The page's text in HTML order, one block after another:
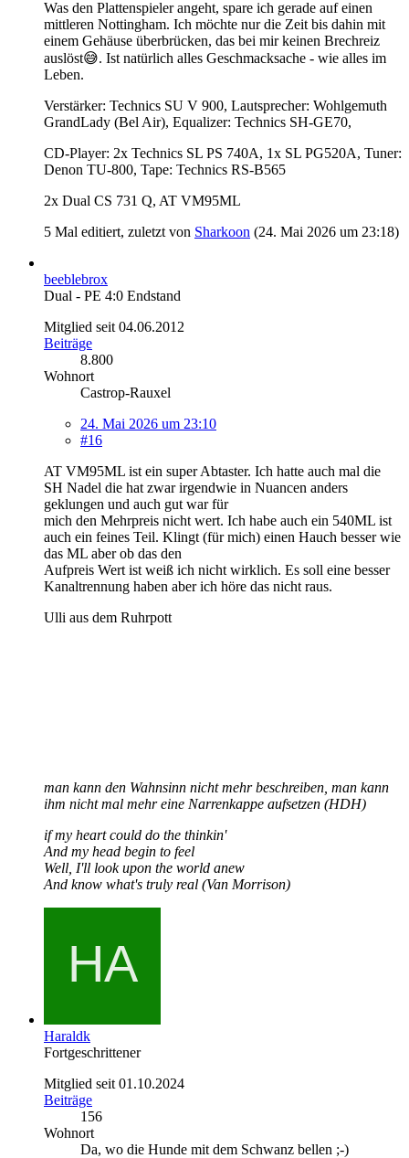
Was den Plattenspieler angeht, spare ich gerade auf einen
mittleren Nottingham. Ich möchte nur die Zeit bis dahin mit
einem Gehäuse überbrücken, das bei mir keinen Brechreiz
auslöst😅. Ist natürlich alles Geschmacksache - wie alles im
Leben.
Verstärker: Technics SU V 900, Lautsprecher: Wohlgemuth
GrandLady (Bel Air), Equalizer: Technics SH-GE70,
CD-Player: 2x Technics SL PS 740A, 1x SL PG520A, Tuner:
Denon TU-800, Tape: Technics RS-B565
2x Dual CS 731 Q, AT VM95ML
5 Mal editiert, zuletzt von Sharkoon (24. Mai 2026 um 23:18)
beeblebrox
Dual - PE 4:0 Endstand
Mitglied seit 04.06.2012
Beiträge
8.800
Wohnort
Castrop-Rauxel
24. Mai 2026 um 23:10
#16
AT VM95ML ist ein super Abtaster. Ich hatte auch mal die
SH Nadel die hat zwar irgendwie in Nuancen anders
geklungen und auch gut war für
mich den Mehrpreis nicht wert. Ich habe auch ein 540ML ist
auch ein feines Teil. Klingt (für mich) einen Hauch besser wie
das ML aber ob das den
Aufpreis Wert ist weiß ich nicht wirklich. Es soll eine besser
Kanaltrennung haben aber ich höre das nicht raus.
Ulli aus dem Ruhrpott
man kann den Wahnsinn nicht mehr beschreiben, man kann
ihm nicht mal mehr eine Narrenkappe aufsetzen (HDH)
if my heart could do the thinkin'
And my head begin to feel
Well, I'll look upon the world anew
And know what's truly real (Van Morrison)
Haraldk
Fortgeschrittener
Mitglied seit 01.10.2024
Beiträge
156
Wohnort
Da, wo die Hunde mit dem Schwanz bellen ;-)